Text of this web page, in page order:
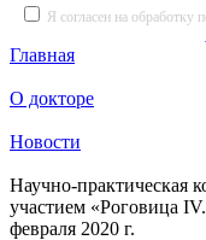
Я согласен на
Главная
О докторе
Новости
Научно-практическая
участием
февраля 2020 г.